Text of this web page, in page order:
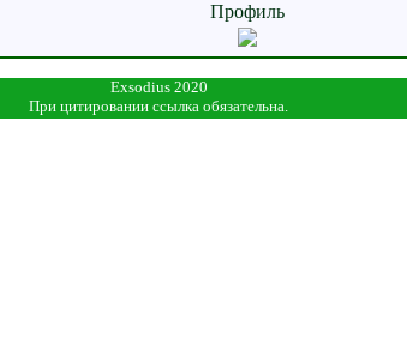
Профиль
Exsodius 2020
При цитировании ссылка обязательна.